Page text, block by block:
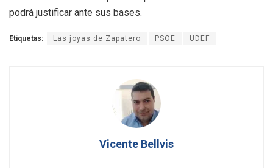
podrá justificar ante sus bases.
Etiquetas: Las joyas de Zapatero PSOE UDEF
Vicente Bellvis